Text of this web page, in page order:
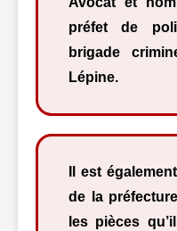
préfet de
brigade
Lépine.
Il est
de la
les pièces